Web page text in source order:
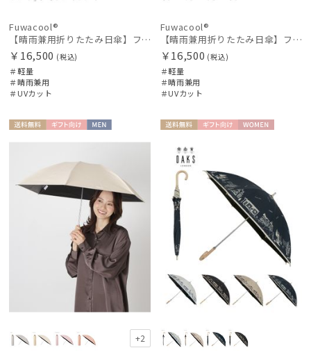
Fuwacool®
【晴雨兼用折りたたみ日傘】フワクール®ホワイト（Fuwacool® White）トーンonトーン
￥16,500 (税込)
＃軽量
＃晴雨兼用
＃UVカット
Fuwacool®
【晴雨兼用折りたたみ日傘】フワクール®ホワイト（Fuwacool® White）トーンonトーン 1級遮光 遮熱 UV99%以上
￥16,500 (税込)
＃軽量
＃晴雨兼用
＃UVカット
+2